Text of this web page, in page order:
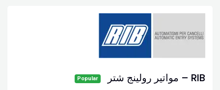
RIB – مواتير رولينج شتر Popular